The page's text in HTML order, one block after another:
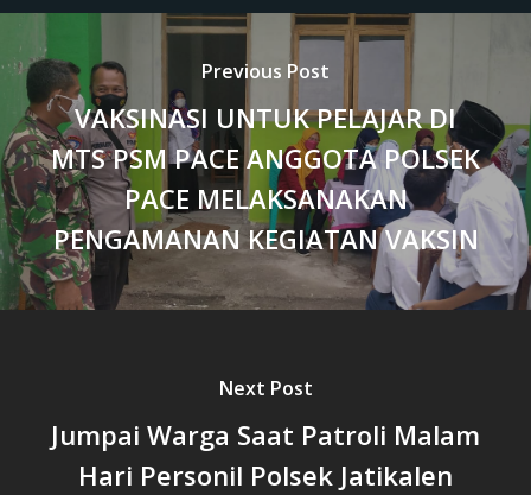
Previous Post
VAKSINASI UNTUK PELAJAR DI
MTS PSM PACE ANGGOTA POLSEK
PACE MELAKSANAKAN
PENGAMANAN KEGIATAN VAKSIN
Next Post
Jumpai Warga Saat Patroli Malam
Hari Personil Polsek Jatikalen